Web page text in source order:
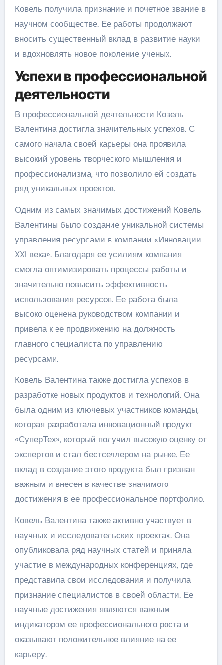
Ковель получила признание и почетное звание в
научном сообществе. Ее работы продолжают
вносить существенный вклад в развитие науки
и вдохновлять новое поколение ученых.
Успехи в профессиональной
деятельности
В профессиональной деятельности Ковель
Валентина достигла значительных успехов. С
самого начала своей карьеры она проявила
высокий уровень творческого мышления и
профессионализма, что позволило ей создать
ряд уникальных проектов.
Одним из самых значимых достижений Ковель
Валентины было создание уникальной системы
управления ресурсами в компании «Инновации
XXI века». Благодаря ее усилиям компания
смогла оптимизировать процессы работы и
значительно повысить эффективность
использования ресурсов. Ее работа была
высоко оценена руководством компании и
привела к ее продвижению на должность
главного специалиста по управлению
ресурсами.
Ковель Валентина также достигла успехов в
разработке новых продуктов и технологий. Она
была одним из ключевых участников команды,
которая разработала инновационный продукт
«СуперТех», который получил высокую оценку от
экспертов и стал бестселлером на рынке. Ее
вклад в создание этого продукта был признан
важным и внесен в качестве значимого
достижения в ее профессиональное портфолио.
Ковель Валентина также активно участвует в
научных и исследовательских проектах. Она
опубликовала ряд научных статей и приняла
участие в международных конференциях, где
представила свои исследования и получила
признание специалистов в своей области. Ее
научные достижения являются важным
индикатором ее профессионального роста и
оказывают положительное влияние на ее
карьеру.